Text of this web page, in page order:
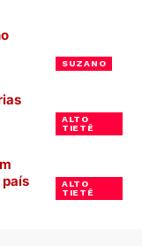
SUZANO
ALTO
TIETÊ
ALTO
TIETÊ